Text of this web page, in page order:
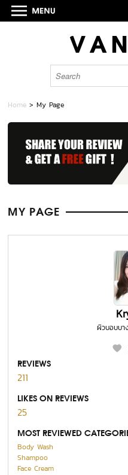
Home > My Page
MY PAGE
ผิวบอบบ
REVIEWS
211
LIKES ON REVIEWS
25
MOST REVIEWED
Body Wash
Shampoo
Face Cream